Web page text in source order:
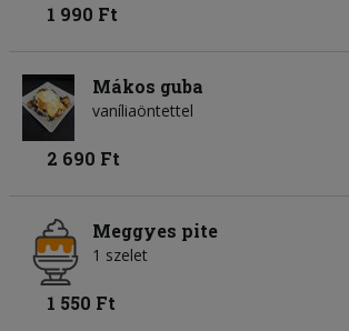
1 990 Ft
Mákos guba
vaníliaöntettel
2 690 Ft
Meggyes pite
1 szelet
1 550 Ft